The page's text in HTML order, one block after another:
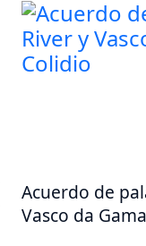
Acuerdo de
Vasco da